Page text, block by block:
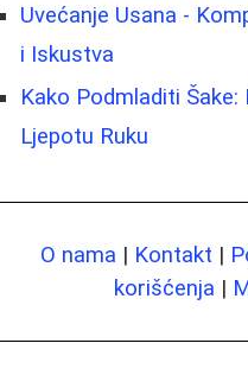
Uvećanje Usana -
i Iskustva
Kako Podmladiti
Ljepotu Ruku
O nama | Kontakt |
korišćenja |